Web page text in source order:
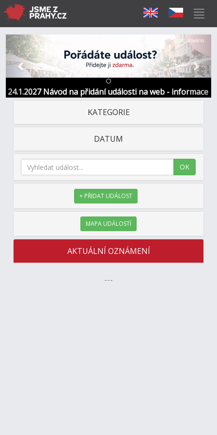
24.1.2027 Návod na přidání události na web - informace
a kontakt
Předchozí Další
Sponzorováno
KATEGORIE
DATUM
OK
+ PŘIDAT UDÁLOST
MAPA UDÁLOSTÍ
AKTUÁLNÍ OZNÁMENÍ
---